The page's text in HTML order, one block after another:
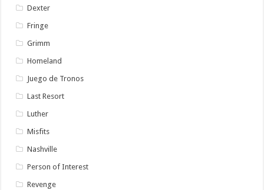
Dexter
Fringe
Grimm
Homeland
Juego de Tronos
Last Resort
Luther
Misfits
Nashville
Person of Interest
Revenge